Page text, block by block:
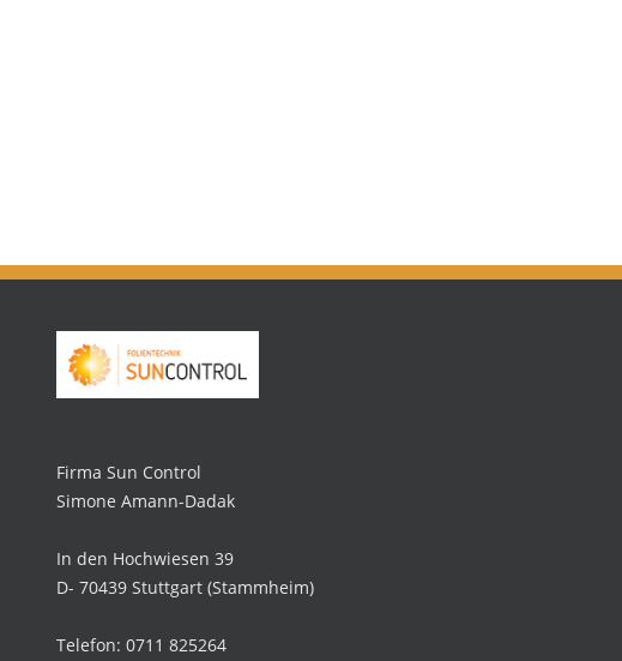
Firma Sun Control
Simone Amann-Dadak
In den Hochwiesen 39
D- 70439 Stuttgart (Stammheim)
Telefon: 0711 825264